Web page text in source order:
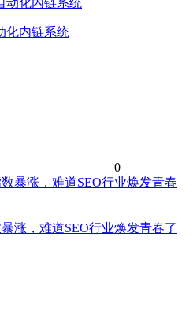
化内链系统
0
涨，难道SEO行业焕发青春了